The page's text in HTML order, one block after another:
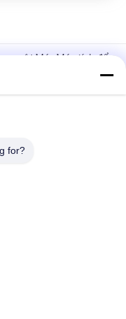
một Máy Máy tính để
nhỏ
SMD và máy đặt,
for?